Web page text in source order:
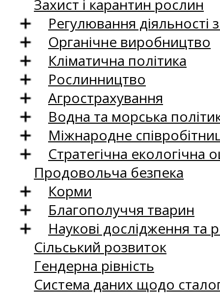
Захист і карантин рослин
Регулювання
Органічне виробництво
Кліматична політика
Рослинництво
Агрострахування
Водна та морська
Міжнародне
Стратегічна екологічна
Продовольча безпека
Корми
Благополуччя тварин
Наукові дослідження та
Сільський розвиток
Гендерна рівність
Система даних щодо